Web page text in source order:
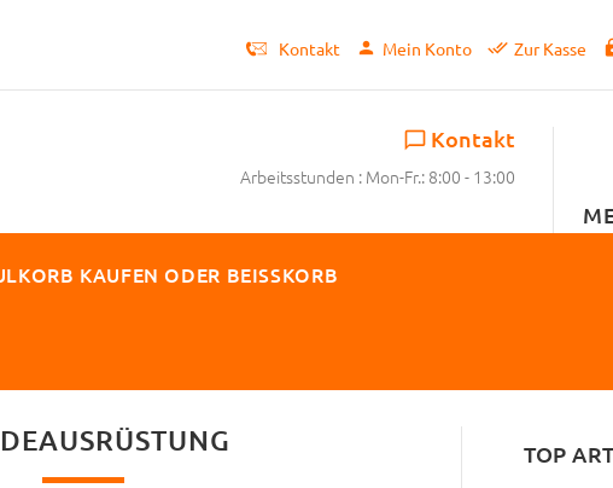
Kontakt Mein Konto Zur Kasse
Kontakt
Arbeitsstunden : Mon-Fr.: 8:00 - 13:00
KAUFEN ODER BEISSKORB
TOP